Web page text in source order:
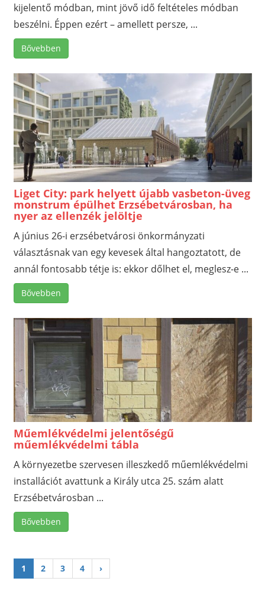
kijelentő módban, mint jövő idő feltételes módban
beszélni. Éppen ezért – amellett persze, ...
Bővebben
Liget City: park helyett újabb vasbeton-üveg
monstrum épülhet Erzsébetvárosban, ha
nyer az ellenzék jelöltje
A június 26-i erzsébetvárosi önkormányzati
választásnak van egy kevesek által hangoztatott, de
annál fontosabb tétje is: ekkor dőlhet el, meglesz-e ...
Bővebben
Műemlékvédelmi jelentőségű
műemlékvédelmi tábla
A környezetbe szervesen illeszkedő műemlékvédelmi
installációt avattunk a Király utca 25. szám alatt
Erzsébetvárosban ...
Bővebben
1 2 3 4 ›